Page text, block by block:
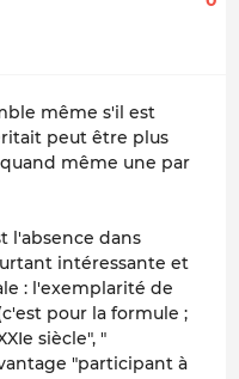
même s'il est
peut être plus
même une par
l'absence dans
intéressante et
: l'exemplarité de
pour la formule ;
siècle", "
"participant à